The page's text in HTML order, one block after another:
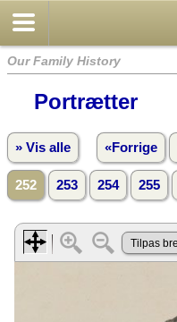
Our Family History
Portrætter
» Vis alle «Forrige
252 253 254 255